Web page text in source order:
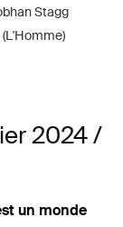
Stagg
2024 /
un monde